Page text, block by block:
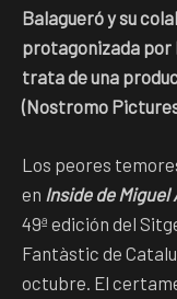
Balagueró y su
protagonizada por
trata de una
(Nostromo
Los peores
en Inside de Miguel
49ª edición del
Fantàstic de
octubre. El